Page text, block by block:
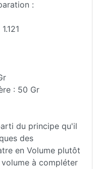
:
: 50 Gr
du principe qu'il
des
en Volume plutôt
à compléter